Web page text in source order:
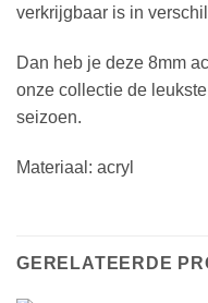
verkrijgbaar is in
Dan heb je deze 8mm
onze collectie de
seizoen.
Materiaal: acryl
GERELATEERDE